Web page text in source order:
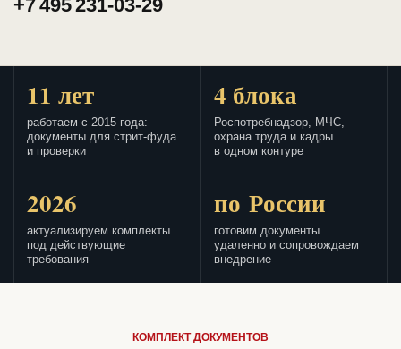
+7 495 231-03-29
11 лет
работаем с 2015 года:
документы для стрит-фуда
и проверки
4 блока
Роспотребнадзор, МЧС,
охрана труда и кадры
в одном контуре
2026
актуализируем комплекты
под действующие
требования
по России
готовим документы
удаленно и сопровождаем
внедрение
КОМПЛЕКТ ДОКУМЕНТОВ